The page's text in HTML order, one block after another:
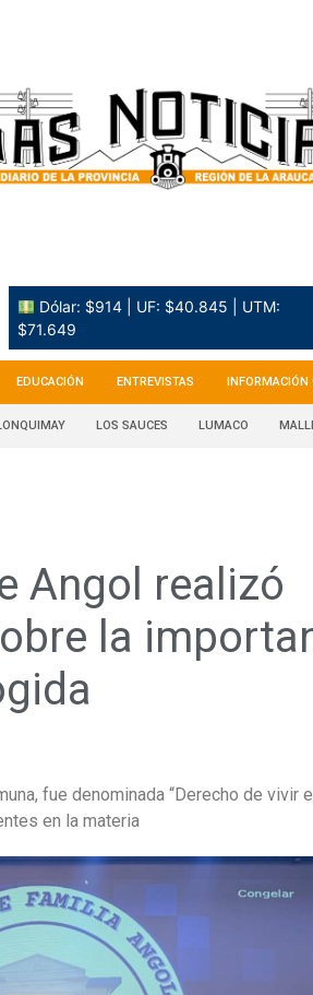
Dólar: $914 | UF: $40.845 | UTM:
$71.649
EDUCACIÓN ENTREVISTAS INFORMACIÓN
LOS SAUCES LUMACO
Angol realizó
la
fue denominada “Derecho de vivir
en la materia